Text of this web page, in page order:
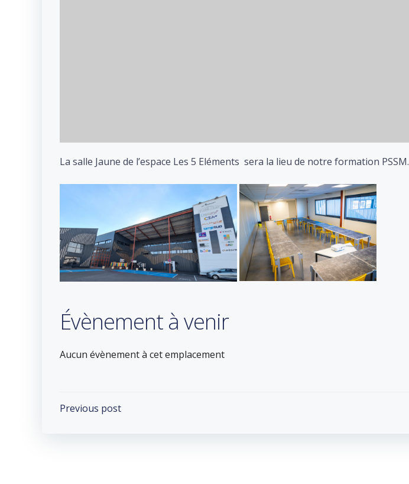
La salle Jaune de l’espace Les 5 Eléments sera la lieu de notre formation PSSM.
Évènement à venir
Aucun évènement à cet emplacement
Post
Previous post